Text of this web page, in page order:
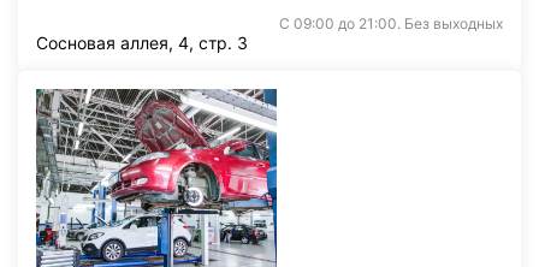
С 09:00 до 21:00. Без выходных
Сосновая аллея, 4, стр. 3